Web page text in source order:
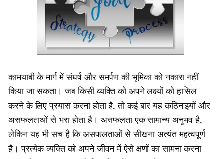
कामयाबी के मार्ग में संघर्ष और समर्पण की भूमिका को नकारा नहीं
किया जा सकता। जब किसी व्यक्ति को अपने लक्ष्यों को हासिल
करने के लिए प्रयास करना होता है, तो कई बार यह कठिनाइयों और
असफलताओं से भरा होता है। असफलता एक सामान्य अनुभव है,
लेकिन यह भी सच है कि असफलताओं से सीखना अत्यंत महत्वपूर्ण
है। प्रत्येक व्यक्ति को अपने जीवन में ऐसे क्षणों का सामना करना